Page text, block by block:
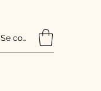
Se connecter